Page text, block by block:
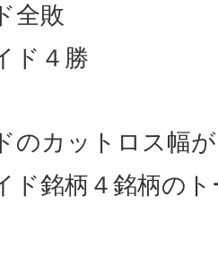
全敗
ド４勝
のカットロス幅
ド銘柄４銘柄の